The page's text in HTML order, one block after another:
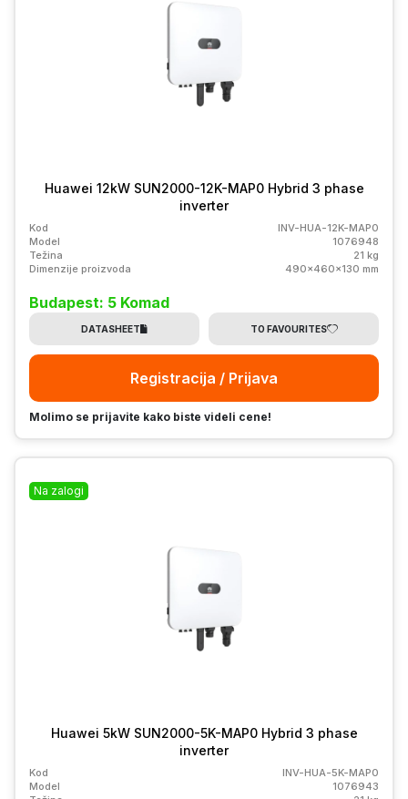
Huawei 12kW SUN2000-12K-MAP0 Hybrid 3 phase
inverter
Kod
INV-HUA-12K-MAP0
Model
1076948
Težina
21 kg
Dimenzije proizvoda
490x460x130 mm
Budapest: 5 Komad
DATASHEET TO FAVOURITES
Registracija / Prijava
Molimo se prijavite kako biste videli cene!
Na zalogi
Huawei 5kW SUN2000-5K-MAP0 Hybrid 3 phase
inverter
Kod
INV-HUA-5K-MAP0
Model
1076943